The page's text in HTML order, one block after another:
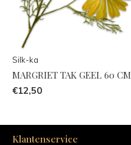
Silk-ka
MARGRIET TAK GEEL 60 CM
€12,50
Klantenservice